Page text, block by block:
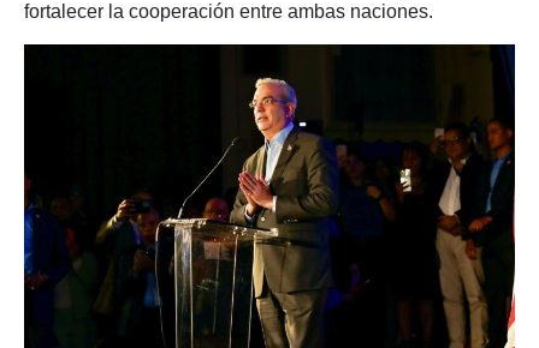
fortalecer la cooperación entre ambas naciones.